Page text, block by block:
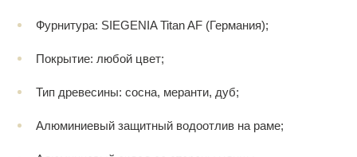
Фурнитура: SIEGENIA Titan AF (Германия);
Покрытие: любой цвет;
Тип древесины: сосна, меранти, дуб;
Алюминиевый защитный водоотлив на раме;